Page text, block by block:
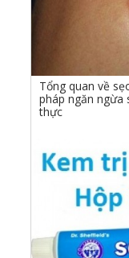
Tổng quan về
pháp ngăn ngừa
thực